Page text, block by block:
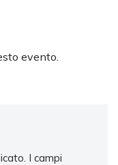
evento.
I campi